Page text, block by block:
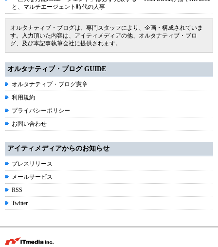
と、マルチエージェント時代の人事
オルタナティブ・ブログは、専門スタッフにより、企画・構成されていま
す。入力頂いた内容は、アイティメディアの他、オルタナティブ・ブロ
グ、及び本記事執筆会社に提供されます。
オルタナティブ・ブログ GUIDE
オルタナティブ・ブログ憲章
利用規約
プライバシーポリシー
お問い合わせ
アイティメディアからのお知らせ
プレスリリース
メールサービス
RSS
Twitter